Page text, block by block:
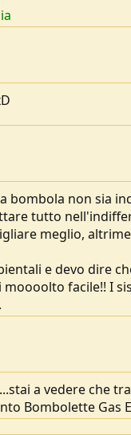
bombola non sia
tutto
meglio,
e devo dire
facile!! I
a vedere che
Bombolette Gas